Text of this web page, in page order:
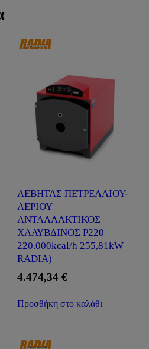
ΛΕΒΗΤΑΣ ΠΕΤΡΕΛΑΙΟΥ-
ΑΕΡΙΟΥ
ΑΝΤΑΛΛΑΚΤΙΚΟΣ
ΧΑΛΥΒΔΙΝΟΣ P220
220.000kcal/h 255,81kW
RADIA)
4.474,34 €
Προσθήκη στο καλάθι